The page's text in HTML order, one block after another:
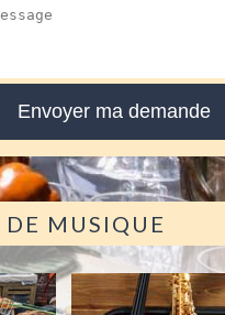
MUSIQUE